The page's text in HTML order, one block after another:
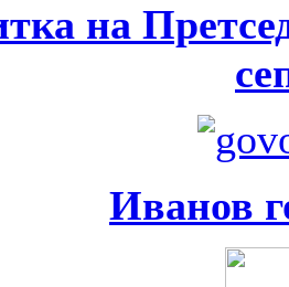
на
Иванов